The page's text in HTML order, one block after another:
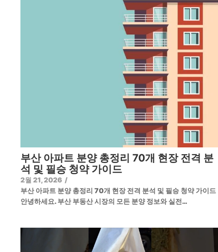
부산 아파트 분양 총정리 70개 현장 전격 분
석 및 필승 청약 가이드
2월 21, 2026 /
부산 아파트 분양 총정리 70개 현장 전격 분석 및 필승 청약 가이
안녕하세요. 부산 부동산 시장의 모든 분양 정보와 실전…